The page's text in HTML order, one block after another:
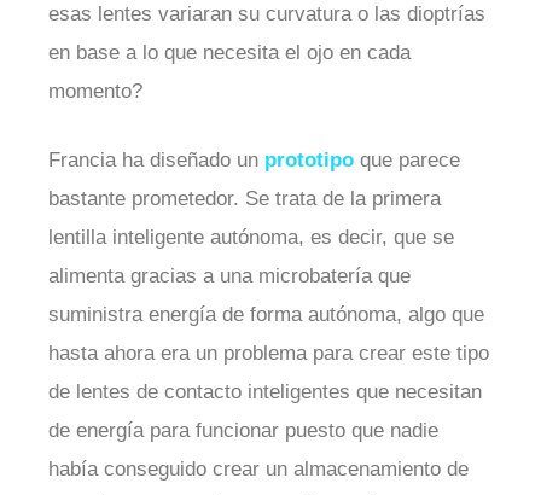
esas lentes variaran su curvatura o las dioptrías
en base a lo que necesita el ojo en cada
momento?
Francia ha diseñado un prototipo que parece
bastante prometedor. Se trata de la primera
lentilla inteligente autónoma, es decir, que se
alimenta gracias a una microbatería que
suministra energía de forma autónoma, algo que
hasta ahora era un problema para crear este tipo
de lentes de contacto inteligentes que necesitan
de energía para funcionar puesto que nadie
había conseguido crear un almacenamiento de